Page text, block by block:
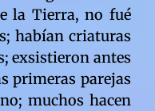
la Tierra, no fué
habían criaturas
exsistieron antes
primeras parejas
muchos hacen